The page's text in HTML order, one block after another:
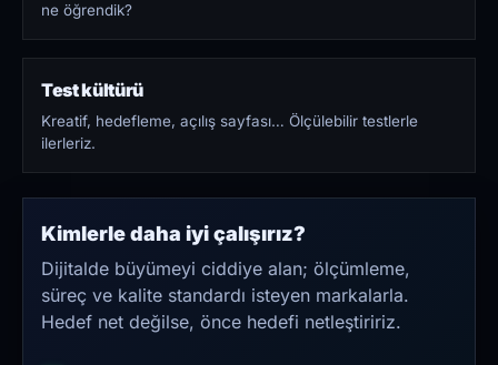
ne öğrendik?
Test kültürü
Kreatif, hedefleme, açılış sayfası… Ölçülebilir testlerle
ilerleriz.
Kimlerle daha iyi çalışırız?
Dijitalde büyümeyi ciddiye alan; ölçümleme,
süreç ve kalite standardı isteyen markalarla.
Hedef net değilse, önce hedefi netleştiririz.